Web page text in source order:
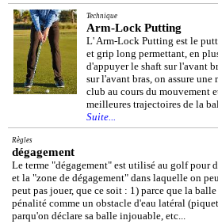
Technique
Arm-Lock Putting
L' Arm-Lock Putting est le
et grip long permettant, en
d'appuyer le shaft sur l'avant
sur l'avant bras, on assure
club au cours du mouvement
meilleures trajectoires de la
Suite...
Règles
dégagement
Le terme "dégagement" est utilisé au golf pour
et la "zone de dégagement" dans laquelle on
peut pas jouer, que ce soit : 1) parce que la
pénalité comme un obstacle d'eau latéral
parqu'on déclare sa balle injouable, etc...